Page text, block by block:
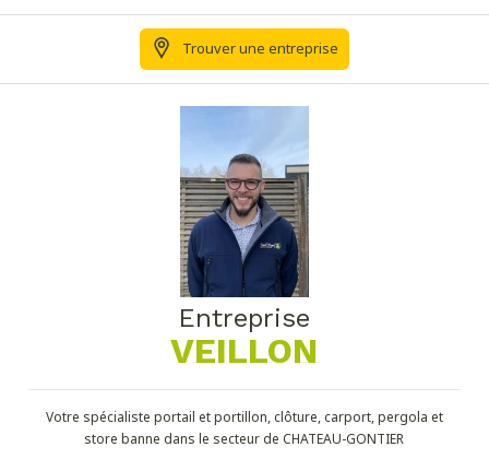
Trouver une entreprise
Entreprise
VEILLON
Votre spécialiste portail et portillon, clôture, carport, pergola et
store banne dans le secteur de CHATEAU-GONTIER